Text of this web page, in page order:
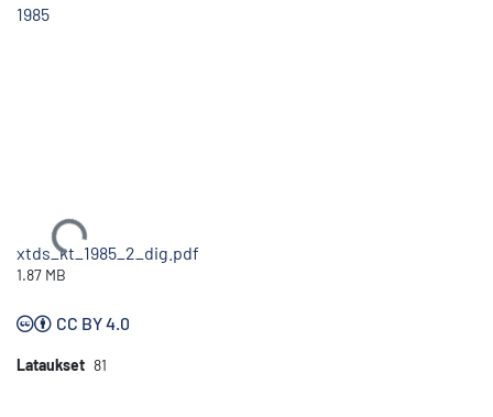
1985
Ladataan...
xtds_kt_1985_2_dig.pdf
1.87 MB
CC BY 4.0
Lataukset 81